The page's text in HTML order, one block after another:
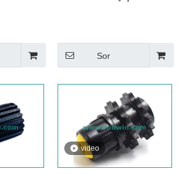
Sor
video